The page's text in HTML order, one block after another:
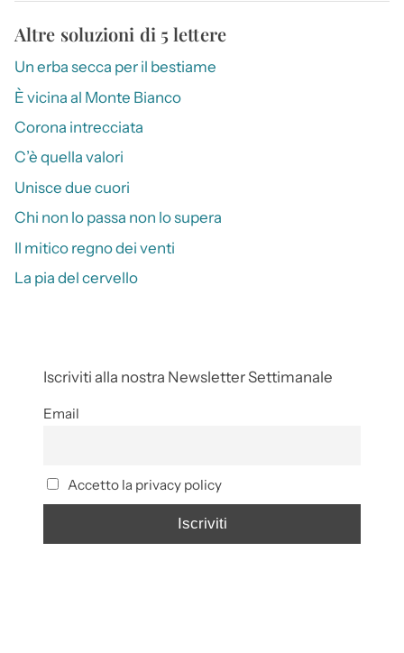
Altre soluzioni di 5 lettere
Un erba secca per il bestiame
È vicina al Monte Bianco
Corona intrecciata
C’è quella valori
Unisce due cuori
Chi non lo passa non lo supera
Il mitico regno dei venti
La pia del cervello
Iscriviti alla nostra Newsletter Settimanale
Email
Accetto la privacy policy